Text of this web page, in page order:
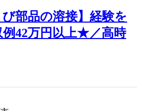
び部品の溶接】経験を
42万円以上★／高時